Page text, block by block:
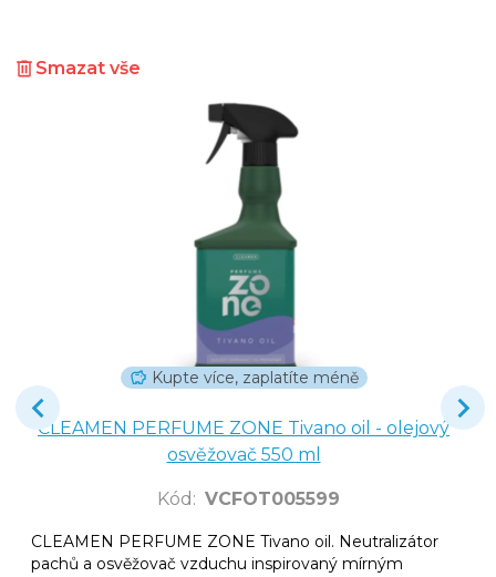
Smazat vše
Kupte více, zaplatíte méně
CLEAMEN PERFUME ZONE Tivano oil - olejový
osvěžovač 550 ml
Kód : VCFOT005599
CLEAMEN PERFUME ZONE Tivano oil. Neutralizátor
pachů a osvěžovač vzduchu inspirovaný mírným